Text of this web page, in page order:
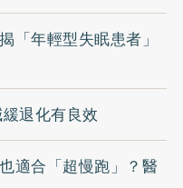
「年輕型失眠患者」
退化有良效
適合「超慢跑」？醫